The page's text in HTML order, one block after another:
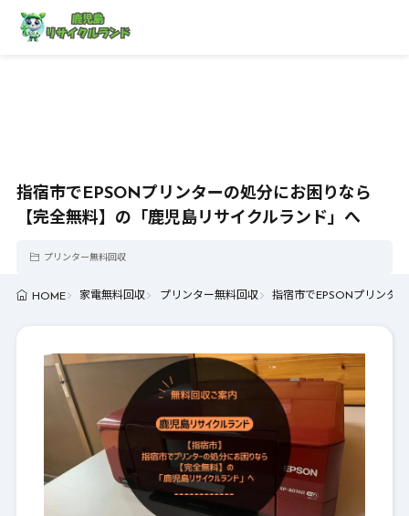
指宿市でEPSONプリンターの処分にお困りなら
【完全無料】の「鹿児島リサイクルランド」へ
プリンター無料回収
HOME 家電無料回収 プリンター無料回収 指宿市でEPSONプリンタ